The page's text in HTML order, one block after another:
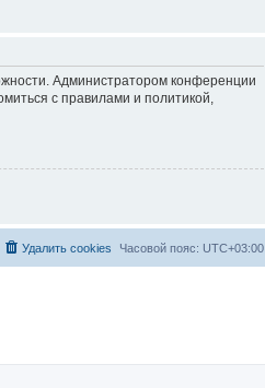
Администратором конференции
с правилами и политикой,
Часовой пояс: UTC+03:00
Удалить cookies